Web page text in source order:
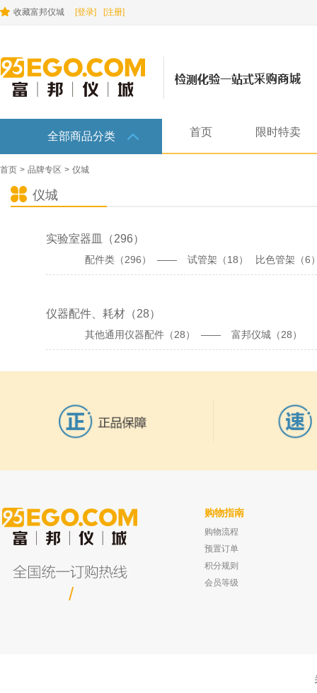
收藏富邦仪城 [登录] [注册]
全部商品分类 首页 限时特卖
首页 > 品牌专区 > 仪城
仪城
实验室器皿（296）
配件类（296） —— 试管架（18） 比色管架（6
（46）
仪器配件、耗材（28）
其他通用仪器配件（28） —— 富邦仪城（28）
/
购物指南
购物流程
预置订单
积分规则
会员等级